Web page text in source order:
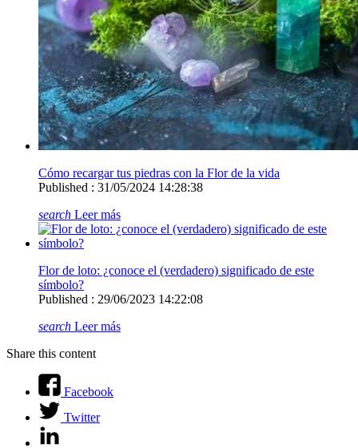
Cómo recargar tus piedras con la Flor de la vida
Published : 31/05/2024 14:28:38
search Leer más
Flor de loto: ¿conoce el (verdadero) significado de este
símbolo?
Published : 29/06/2023 14:22:08
search Leer más
Share this content
Facebook
Twitter